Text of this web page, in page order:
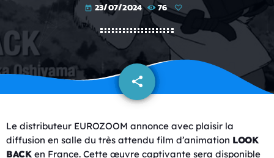
today 23/07/2024 76
share
email
Le distributeur EUROZOOM annonce avec plaisir la
diffusion en salle du très attendu film d’animation LOOK
BACKen France. Cette œuvre captivante sera disponible